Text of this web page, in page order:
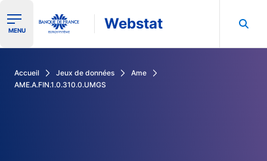
Ouvrir le menu de navigation
MENU Webstat
Accueil Jeux de données
Ame
AME.A.FIN.1.0.310.0.UMGS